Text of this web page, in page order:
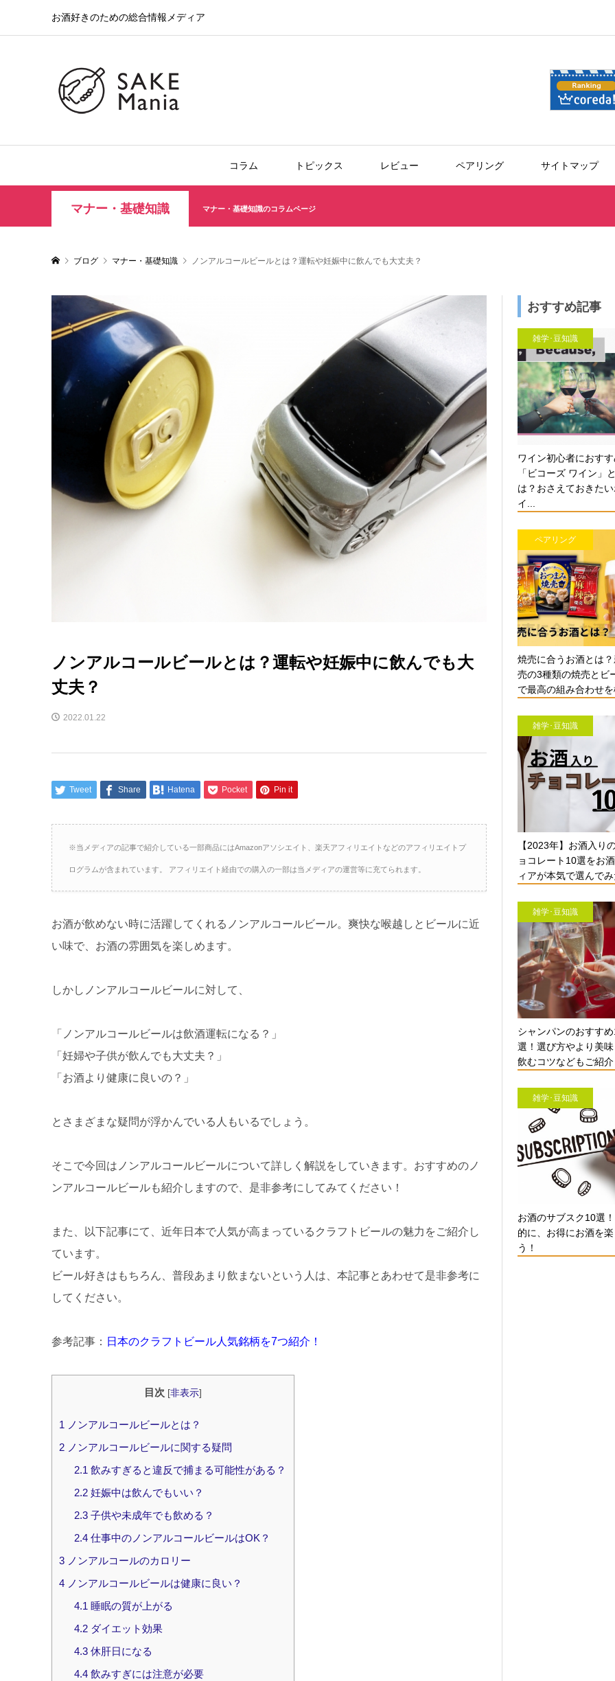
お酒好きのための総合情報メディア
コラム トピックス レビュー ペアリング サイトマップ
マナー・基礎知識 マナー・基礎知識のコラムページ
ブログ マナー・基礎知識 ノンアルコールビールとは？運転や妊娠中に飲んでも大丈夫？
ノンアルコールビールとは？運転や妊娠中に飲んでも大
丈夫？
2022.01.22
Tweet Share Hatena Pocket Pin it
※当メディアの記事で紹介している一部商品にはAmazonアソシエイト、楽天アフィリエイトなどのアフィリエイトプ
ログラムが含まれています。 アフィリエイト経由での購入の一部は当メディアの運営等に充てられます。
お酒が飲めない時に活躍してくれるノンアルコールビール。爽快な喉越しとビールに近
い味で、お酒の雰囲気を楽しめます。
しかしノンアルコールビールに対して、
「ノンアルコールビールは飲酒運転になる？」
「妊婦や子供が飲んでも大丈夫？」
「お酒より健康に良いの？」
とさまざまな疑問が浮かんでいる人もいるでしょう。
そこで今回はノンアルコールビールについて詳しく解説をしていきます。おすすめのノ
ンアルコールビールも紹介しますので、是非参考にしてみてください！
また、以下記事にて、近年日本で人気が高まっているクラフトビールの魅力をご紹介し
ています。
ビール好きはもちろん、普段あまり飲まないという人は、本記事とあわせて是非参考に
してください。
参考記事： 日本のクラフトビール人気銘柄を7つ紹介！
目次 [非表示]
1 ノンアルコールビールとは？
2ノンアルコールビールに関する疑問
2.1 飲みすぎると違反で捕まる可能性がある？
2.2 妊娠中は飲んでもいい？
2.3 子供や未成年でも飲める？
2.4 仕事中のノンアルコールビールはOK？
3ノンアルコールのカロリー
4ノンアルコールビールは健康に良い？
4.1 睡眠の質が上がる
4.2 ダイエット効果
4.3 休肝日になる
4.4 飲みすぎには注意が必要
おすすめ記事
雑学･豆知識
ワイン初心者におす
「ビコーズ ワイン」
は？おさえておきた
イ...
ペアリング
焼売に合うお酒とは
売の3種類の焼売とビ
で最高の組み合わせ
雑学･豆知識
【2023年】お酒入り
ョコレート10選をお
ィアが本気で選んで
雑学･豆知識
シャンパンのおすす
選！選び方やより美
飲むコツなどもご紹
雑学･豆知識
お酒のサブスク10選
的に、お得にお酒を
う！